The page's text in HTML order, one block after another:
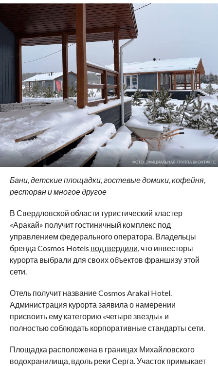
ФОТО: ОФИЦИАЛЬНАЯ ГРУППА ВКОНТАКТЕ
Бани, детские площадки, гостевые домики, кофейня,
ресторан и многое другое
В Свердловской области туристический кластер
«Аракай» получит гостиничный комплекс под
управлением федерального оператора. Владельцы
бренда Cosmos Hotels подтвердили, что инвесторы
курорта выбрали для своих объектов франшизу этой
сети.
Отель получит название Cosmos Arakai Hotel.
Администрация курорта заявила о намерении
присвоить ему категорию «четыре звезды» и
полностью соблюдать корпоративные стандарты сети.
Площадка расположена в границах Михайловского
водохранилища, вдоль реки Серга. Участок примыкает